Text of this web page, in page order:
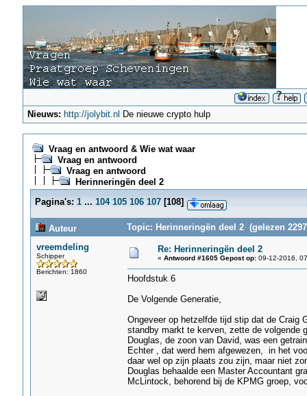
Nieuws: http://jolybit.nl De nieuwe crypto hulp
Vraag en antwoord & Wie wat waar
Vraag en antwoord
Vraag en antwoord
Herinneringën deel 2
Pagina's: 1 ... 104 105 106 107[108]
Auteur
Topic: Herinneringën deel 2 (gelezen
vreemdeling
Schipper
Berichten: 1860
Re: Herinneringën deel 2
« Antwoord #1605 Gepost op:09-12-2016,
Hoofdstuk 6
De Volgende Generatie,
Ongeveer op hetzelfde tijd stip dat de Craig
standby markt te kerven, zette de volgende
Douglas, de zoon van David, was een
Echter , dat werd hem afgewezen, in het
daar wel op zijn plaats zou zijn, maar niet
Douglas behaalde een Master Accountant
McLintock, behorend bij de KPMG groep,